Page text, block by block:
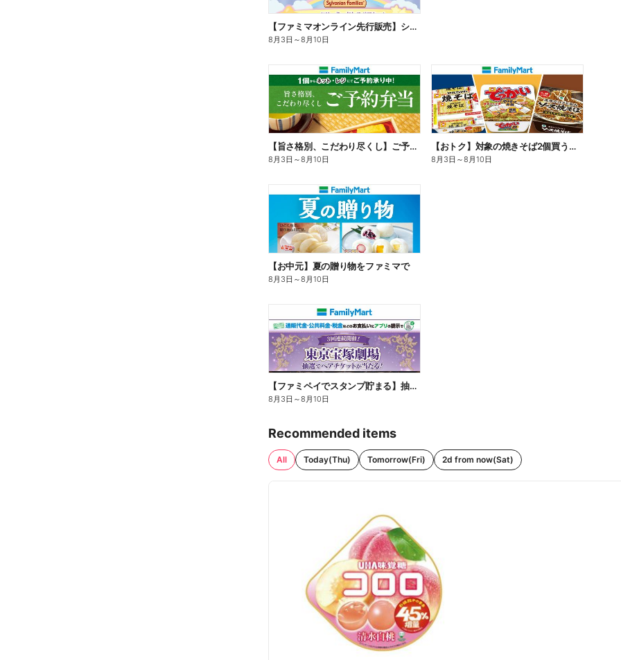
【ファミマオンライン先行販売】シルバニアファミリー
8月3日 ～8月10日
【旨さ格別、こだわり尽くし】ご予約弁当
8月3日 ～8月10日
【おトク】対象の焼きそば2個買うと100円引き!
8月3日 ～8月10日
【お中元】夏の贈り物をファミマで
8月3日 ～8月10日
【ファミペイでスタンプ貯まる】抽選でペアチケットが当たる!
8月3日 ～8月10日
Recommended items
All Today(Thu) Tomorrow(Fri) 2d from now(Sat)